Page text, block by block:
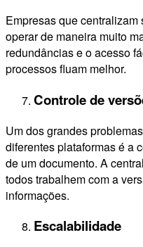
Empresas que
operar de maneira muito
redundâncias e o acesso
processos fluam melhor.
Controle de
Um dos grandes
diferentes plataformas é a
de um documento. A
todos trabalhem com a
informações.
Escalabilidade